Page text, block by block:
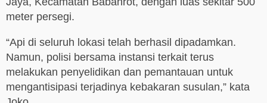
meter persegi.
“Api di seluruh lokasi telah berhasil dipadamkan.
Namun, polisi bersama instansi terkait terus
melakukan penyelidikan dan pemantauan untuk
mengantisipasi terjadinya kebakaran susulan,” kata